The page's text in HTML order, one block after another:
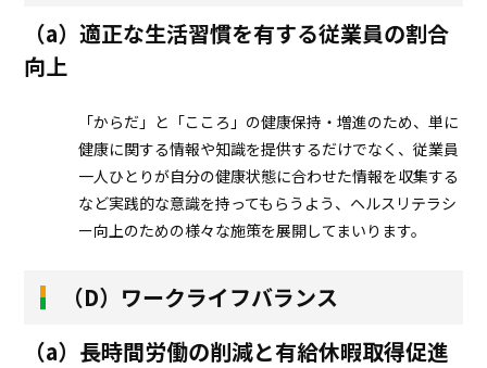
（a）適正な生活習慣を有する従業員の割合
向上
「からだ」と「こころ」の健康保持・増進のため、単に
健康に関する情報や知識を提供するだけでなく、従業員
一人ひとりが自分の健康状態に合わせた情報を収集する
など実践的な意識を持ってもらうよう、ヘルスリテラシ
ー向上のための様々な施策を展開してまいります。
（D）ワークライフバランス
（a）長時間労働の削減と有給休暇取得促進